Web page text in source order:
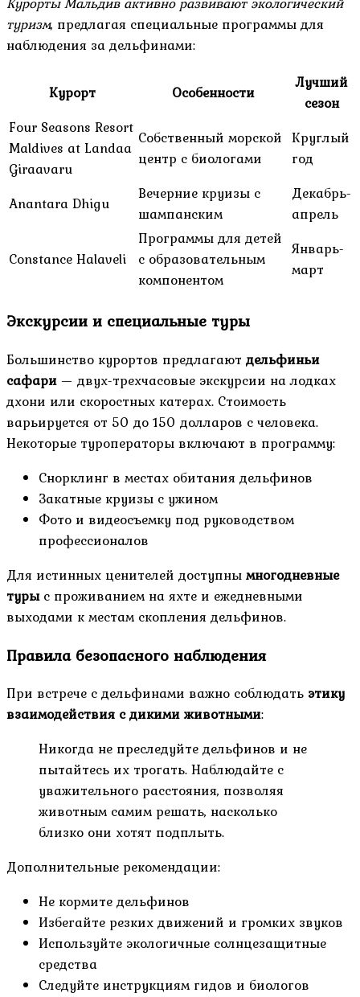
туризм, предлагая специальные программы для
наблюдения за дельфинами:
Курорт Особенности
Лучший
сезон
Four Seasons Resort
Maldives at Landaa
Giraavaru
Собственный морской
центр с биологами
Круглый
год
Anantara Dhigu
Вечерние круизы с
шампанским
Декабрь-
апрель
Constance Halaveli
Программы для детей
с образовательным
компонентом
Январь-
март
Экскурсии и специальные туры
Большинство курортов предлагают дельфиньи
сафари — двух-трехчасовые экскурсии на лодках
дхони или скоростных катерах. Стоимость
варьируется от 50 до 150 долларов с человека.
Некоторые туроператоры включают в программу:
Снорклинг в местах обитания дельфинов
Закатные круизы с ужином
Фото и видеосъемку под руководством
профессионалов
Для истинных ценителей доступнымногодневные
турыс проживанием на яхте и ежедневными
выходами к местам скопления дельфинов.
Правила безопасного наблюдения
При встрече с дельфинами важно соблюдать этику
взаимодействия с дикими животными:
Никогда не преследуйте дельфинов и не
пытайтесь их трогать. Наблюдайте с
уважительного расстояния, позволяя
животным самим решать, насколько
близко они хотят подплыть.
Дополнительные рекомендации:
Не кормите дельфинов
Избегайте резких движений и громких звуков
Используйте экологичные солнцезащитные
средства
Следуйте инструкциям гидов и биологов